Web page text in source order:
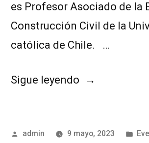
es Profesor Asociado de la
Construcción Civil de la
católica de Chile. …
Sigue leyendo
admin 9 mayo, 2023